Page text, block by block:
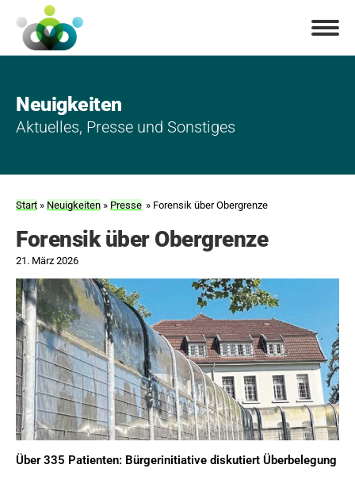
Neuigkeiten
Aktuelles, Presse und Sonstiges
Start » Neuigkeiten » Presse » Forensik über Obergrenze
Forensik über Obergrenze
21. März 2026
Über 335 Patienten: Bürgerinitiative diskutiert Überbelegung